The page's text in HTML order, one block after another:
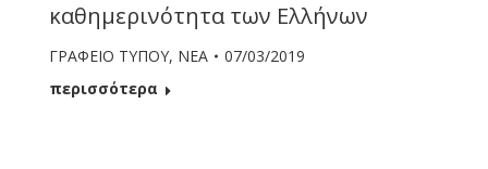
καθημερινότητα των Ελλήνων
ΓΡΑΦΕΙΟ ΤΥΠΟΥ, ΝΕΑ
07/03/2019
περισσότερα